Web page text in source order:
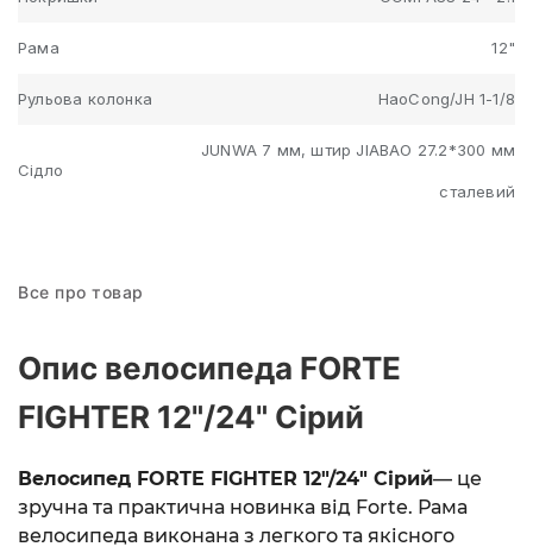
Рама 12"
Рульова колонка HaoCong/JH 1-1/8
Сідло
JUNWA 7 мм, штир JIABAO 27.2*300 мм
сталевий
Все про товар
Опис велосипеда FORTE
FIGHTER 12"/24" Сірий
Велосипед FORTE FIGHTER 12"/24" Сірий— це
зручна та практична новинка від Forte. Рама
велосипеда виконана з легкого та якісного